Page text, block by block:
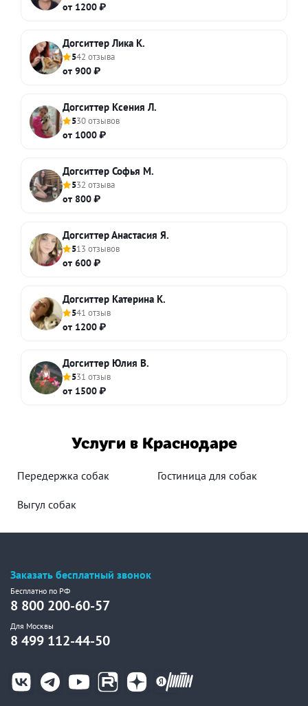
от 1200 ₽
Догситтер Лика К.
542 отзыва
от 900 ₽
Догситтер Ксения Л.
530 отзывов
от 1000 ₽
Догситтер Софья М.
532 отзыва
от 800 ₽
Догситтер Анастасия Я.
513 отзывов
от 600 ₽
Догситтер Катерина К.
541 отзыв
от 1200 ₽
Догситтер Юлия В.
531 отзыв
от 1500 ₽
Услуги в Краснодаре
Передержка собак Гостиница для собак
Выгул собак
Заказать бесплатный звонок
Бесплатно по РФ
8 800 200-60-57
Для Москвы
8 499 112-44-50